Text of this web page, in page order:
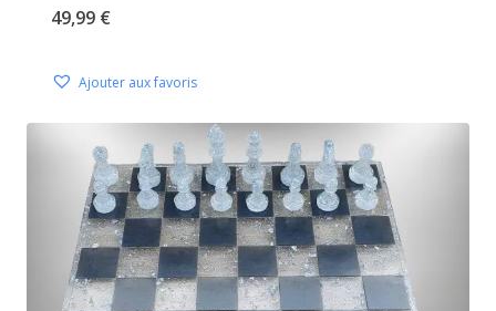
49,99 €
Ajouter aux favoris